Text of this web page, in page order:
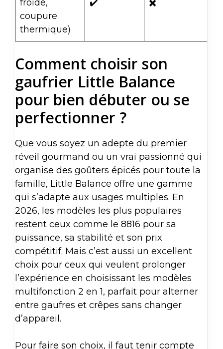
froide,
coupure
thermique)
✔️ ✖️
Comment choisir son
gaufrier Little Balance
pour bien débuter ou se
perfectionner ?
Que vous soyez un adepte du premier
réveil gourmand ou un vrai passionné qui
organise des goûters épicés pour toute la
famille, Little Balance offre une gamme
qui s’adapte aux usages multiples. En
2026, les modèles les plus populaires
restent ceux comme le 8816 pour sa
puissance, sa stabilité et son prix
compétitif. Mais c’est aussi un excellent
choix pour ceux qui veulent prolonger
l’expérience en choisissant les modèles
multifonction 2 en 1, parfait pour alterner
entre gaufres et crêpes sans changer
d’appareil.
Pour faire son choix, il faut tenir compte